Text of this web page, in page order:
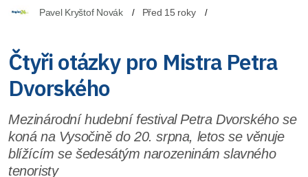
Pavel Kryštof Novák Před 15 roky
Čtyři otázky pro Mistra Petra
Dvorského
Mezinárodní hudební festival Petra Dvorského se
koná na Vysočině do 20. srpna, letos se věnuje
blížícím se šedesátým narozeninám slavného
tenoristy